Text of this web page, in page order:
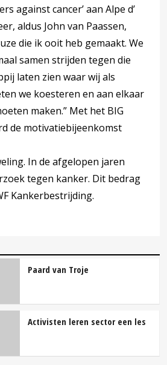
against cancer’ aan Alpe d’
aldus John van Paassen,
die ik ooit heb gemaakt. We
samen strijden tegen die
laten zien waar wij als
we koesteren en aan elkaar
maken.” Met het BIG
de motivatiebijeenkomst
In de afgelopen jaren
tegen kanker. Dit bedrag
Kankerbestrijding.
Paard van Troje
Activisten leren sector een les